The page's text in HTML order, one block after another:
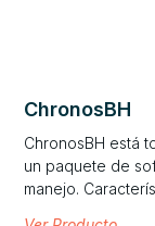
ChronosBH
ChronosBH está
un paquete de
manejo.